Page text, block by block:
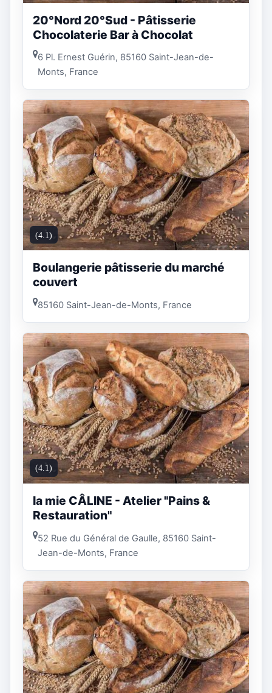
20°Nord 20°Sud - Pâtisserie
Chocolaterie Bar à Chocolat
6 Pl. Ernest Guérin, 85160 Saint-Jean-de-
Monts, France
(4.1)
Boulangerie pâtisserie du marché
couvert
85160 Saint-Jean-de-Monts, France
(4.1)
la mie CÂLINE - Atelier "Pains &
Restauration"
52 Rue du Général de Gaulle, 85160 Saint-
Jean-de-Monts, France